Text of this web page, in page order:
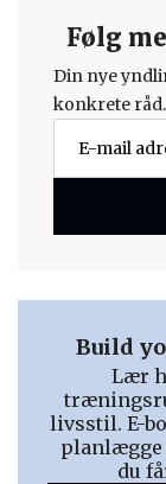
Følg
Din nye
konkrete råd.
Build
Lær
livsstil. E-
planlægge
du